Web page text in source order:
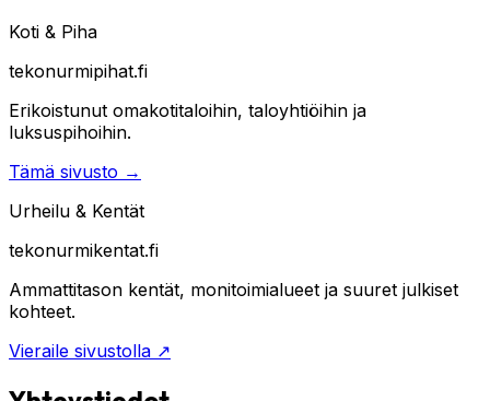
Koti & Piha
tekonurmipihat.fi
Erikoistunut omakotitaloihin, taloyhtiöihin ja
luksuspihoihin.
Tämä sivusto →
Urheilu & Kentät
tekonurmikentat.fi
Ammattitason kentät, monitoimialueet ja suuret julkiset
kohteet.
Vieraile sivustolla ↗